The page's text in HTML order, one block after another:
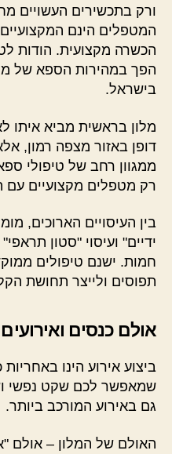
ורק בתכשירים העשויים
המטפלים הינם
הכשרה מקצועית. הודות
הפך במהירות הספא של
בישראל.
מלון בראשית מביא איתו
דופן באזור מצפה רמון,
ממגוון רחב של טיפולי
רק מטפלים מקצועיים עם
בין העיסויים הארוכים,
ידיים" ועיסוי "סטון
חמות. ישנם טיפולים
תפוסים ולייצר תחושת
אולם כנסים
ביצוע אירוע הינו
שמאפשר לכם שקט נפשי
גם באירוע המורכב ביותר.
האולם של המלון – אולם